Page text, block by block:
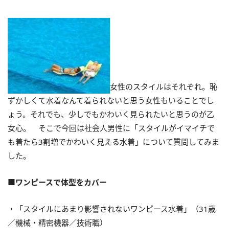
女性のスタイルはそれぞれ。恥
ずかしくて水着なんて着られないと思う女性もいることでし
ょう。それでも、少しでもかわいく見られたいと思うのが乙
女心。 そこで今回は社会人男性に「スタイルがイマイチで
も着たら3割増でかわいく見える水着」について質問してみま
した。
■ワンピースで体型をカバー
・「スタイルにあまり影響されないワンピース水着」（31歳
／機械・精密機器／技術職）